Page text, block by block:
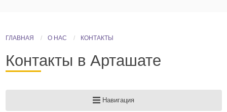
ГЛАВНАЯ О НАС КОНТАКТЫ
Контакты в Арташате
Навигация